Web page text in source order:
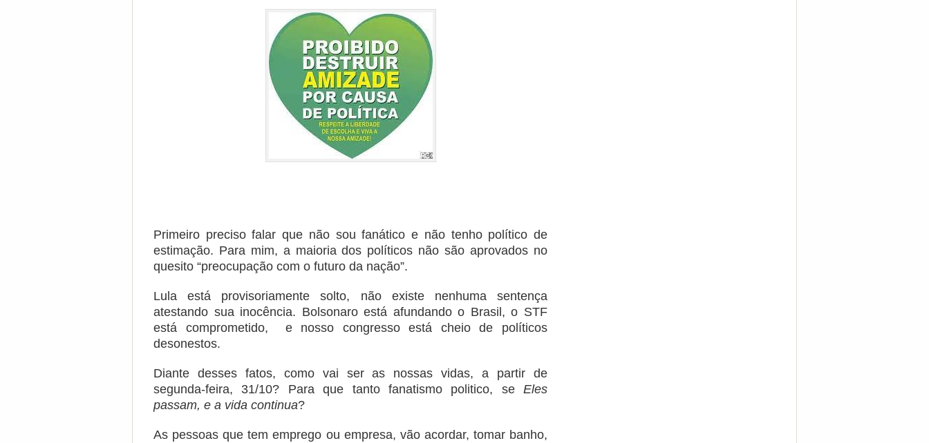
Primeiro preciso falar que não sou fanático e não tenho político de
estimação. Para mim, a maioria dos políticos não são aprovados no
quesito “preocupação com o futuro da nação”.
Lula está provisoriamente solto, não existe nenhuma sentença
atestando sua inocência. Bolsonaro está afundando o Brasil, o STF
está comprometido, e nosso congresso está cheio de políticos
desonestos.
Diante desses fatos, como vai ser as nossas vidas, a partir de
segunda-feira, 31/10? Para que tanto fanatismo politico, se Eles
passam, e a vida continua?
As pessoas que tem emprego ou empresa, vão acordar, tomar banho,